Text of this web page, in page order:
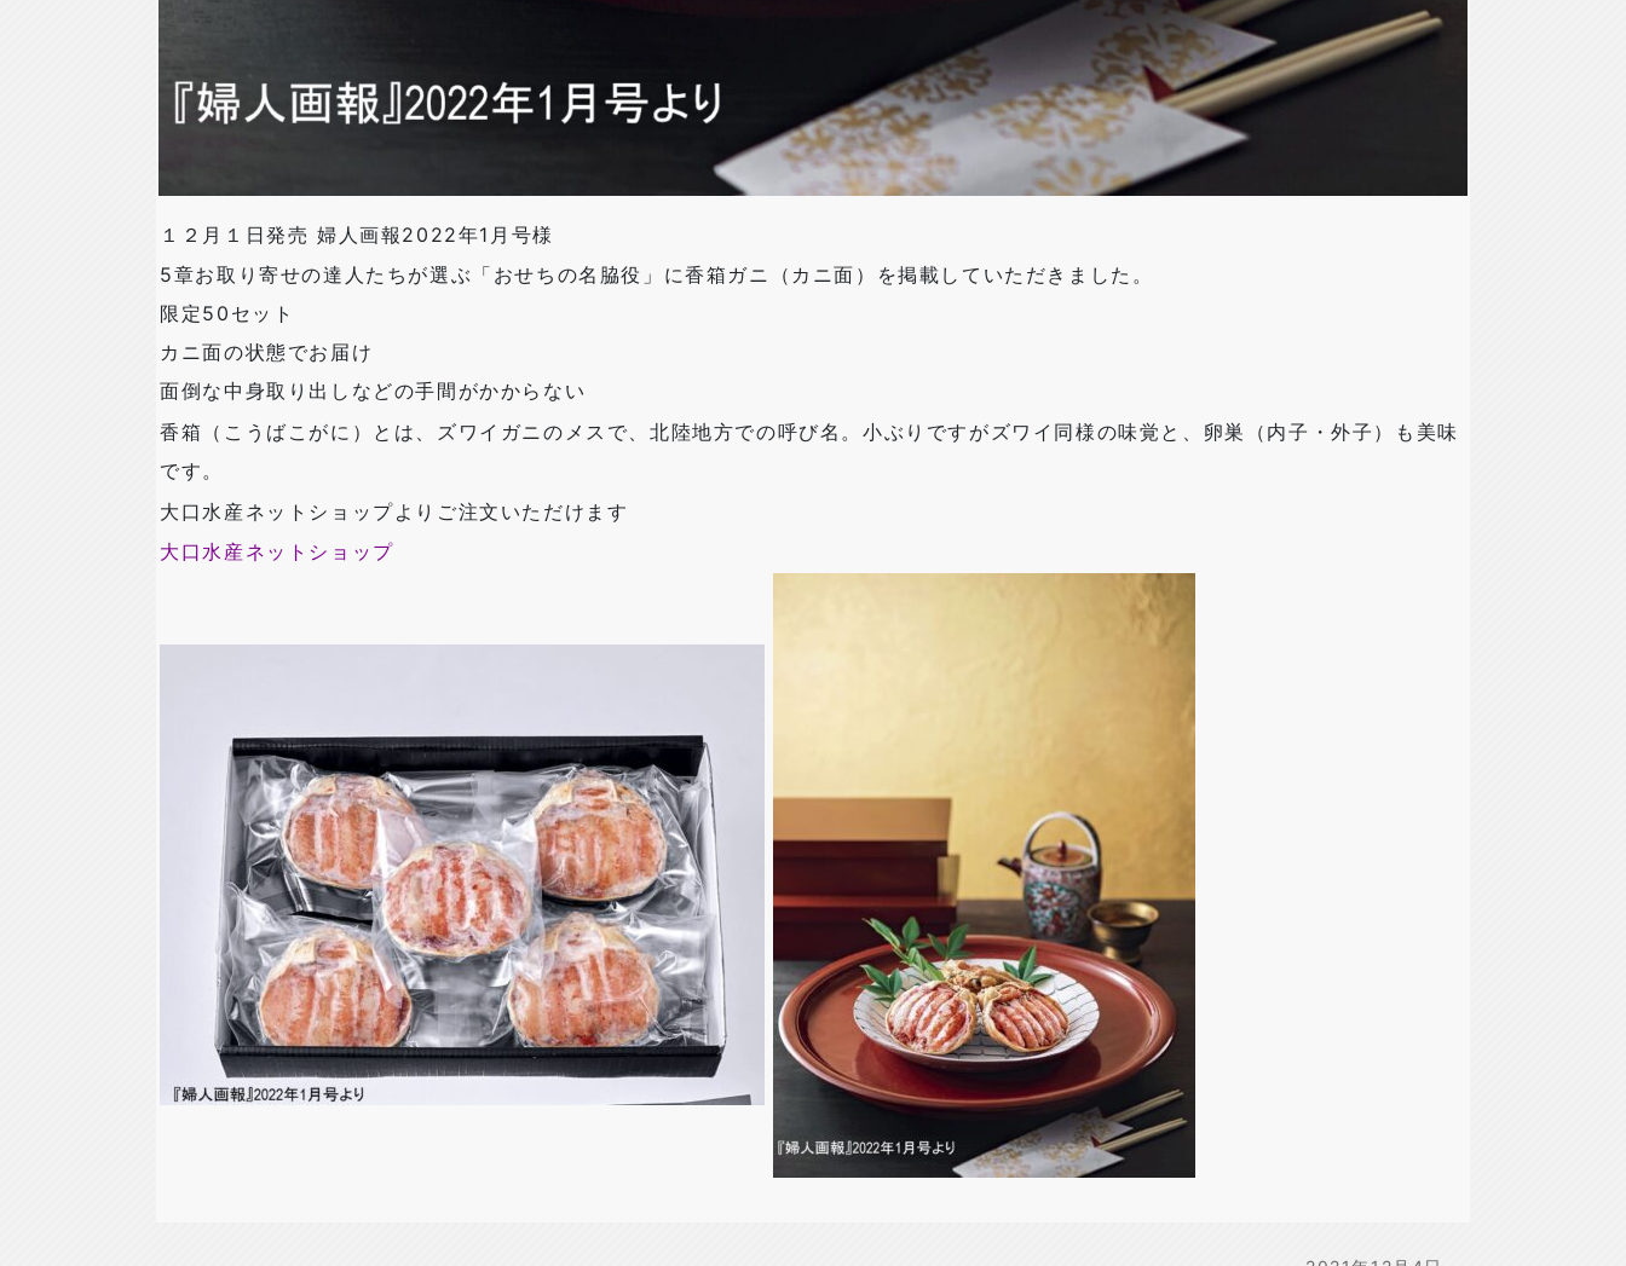
１２月１日発売 婦人画報2022年1月号様
5章お取り寄せの達人たちが選ぶ「おせちの名脇役」に香箱ガニ（カニ面）を掲載していただきました。
限定50セット
カニ面の状態でお届け
面倒な中身取り出しなどの手間がかからない
香箱（こうばこがに）とは、ズワイガニのメスで、北陸地方での呼び名。小ぶりですがズワイ同様の味覚と、卵巣（内子・外子）も美味
です。
大口水産ネットショップよりご注文いただけます
大口水産ネットショップ